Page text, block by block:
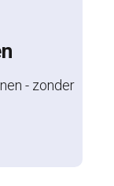
- zonder